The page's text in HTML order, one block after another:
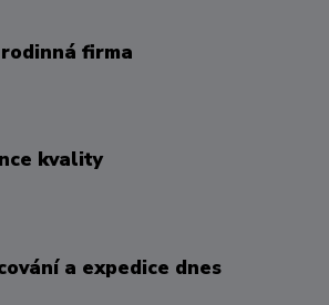
rodinná firma
kvality
a expedice dnes